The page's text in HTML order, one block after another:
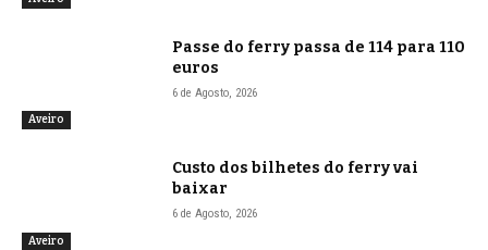
Aveiro
Passe do ferry passa de 114 para 110
euros
6 de Agosto, 2026
Aveiro
Custo dos bilhetes do ferry vai
baixar
6 de Agosto, 2026